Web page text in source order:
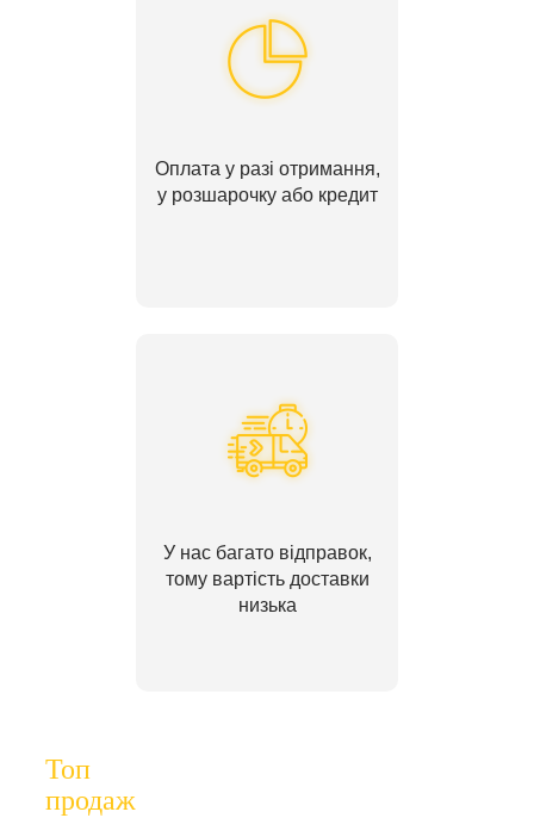
Оплата у разі отримання,
у розшарочку або кредит
У нас багато відправок,
тому вартість доставки
низька
Топ
продаж